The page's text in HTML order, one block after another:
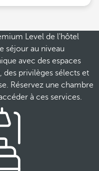
Level de l'hôtel
séjour au niveau
avec des espaces
des privilèges sélects et
Réservez une chambre
à ces services.